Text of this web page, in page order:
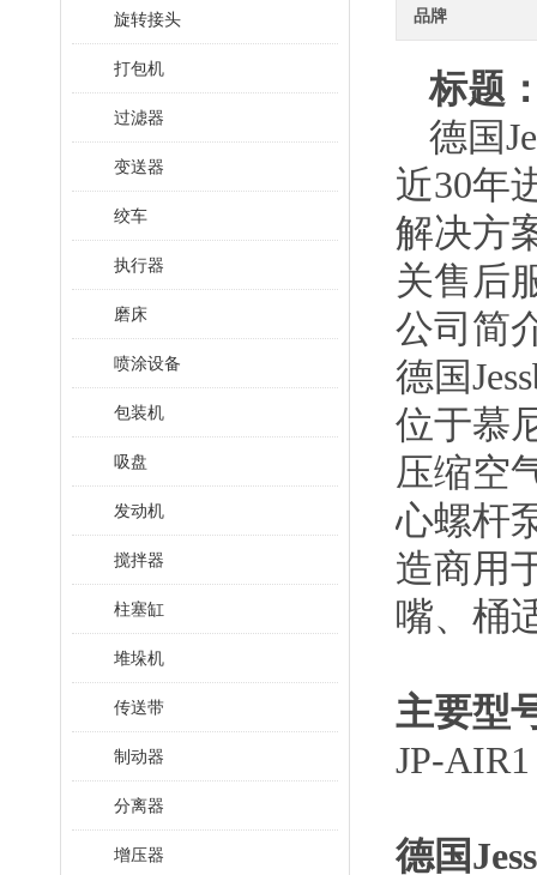
旋转接头
打包机
过滤器
变送器
绞车
执行器
磨床
喷涂设备
包装机
吸盘
发动机
搅拌器
柱塞缸
堆垛机
传送带
制动器
分离器
增压器
品牌
标题
德国
近30年
解决方
关售后
公司简
德国
位于慕
压缩空
心螺杆
造商用
嘴、桶
主要型
JP-AIR1
德国